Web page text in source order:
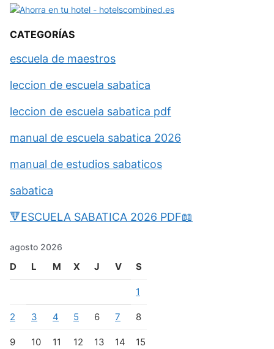
CATEGORÍAS
escuela de maestros
leccion de escuela sabatica
leccion de escuela sabatica pdf
manual de escuela sabatica 2026
manual de estudios sabaticos
sabatica
🔻ESCUELA SABATICA 2026 PDF📖
agosto 2026
D L M X J V S
1
2 3 4 5 6 7 8
9 10 11 12 13 14 15